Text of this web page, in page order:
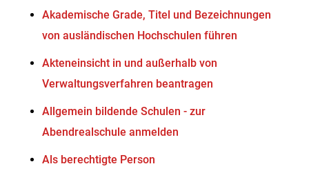
Akademische Grade, Titel und Bezeichnungen
von ausländischen Hochschulen führen
Akteneinsicht in und außerhalb von
Verwaltungsverfahren beantragen
Allgemein bildende Schulen - zur
Abendrealschule anmelden
Als berechtigte Person